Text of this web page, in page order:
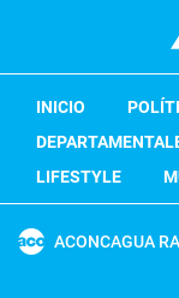
INICIO
LIFESTYLE
ACONCAGUA